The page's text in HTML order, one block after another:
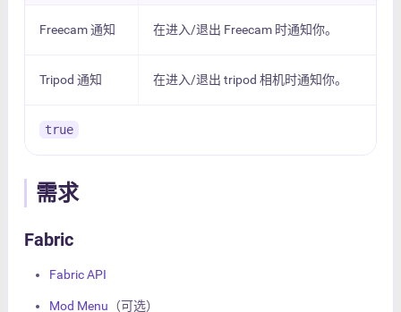
Freecam 通知 在进入/退出 Freecam 时通知你。
Tripod 通知 在进入/退出 tripod 相机时通知你。
true
需求
Fabric
Fabric API
Mod Menu （可选）